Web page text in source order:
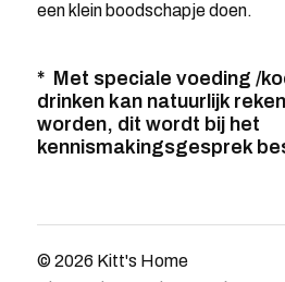
een klein boodschapje doen.
* Met speciale voeding /
drinken kan natuurlijk
worden, dit wordt bij het
kennismakingsgesprek
© 2026 Kitt's Home